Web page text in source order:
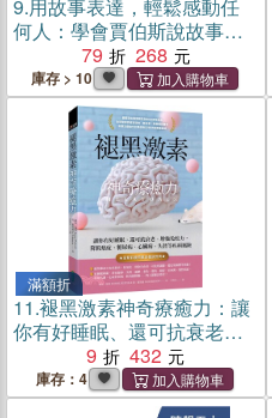
9.用故事表達，輕鬆感動任
何人：學會賈伯斯說故事技
術，粉絲、部屬、客戶都一
路跟隨（暢銷新版）
79 268
庫存 > 10
滿額折
11.褪黑激素神奇療癒力：讓
你有好睡眠、還可抗衰老、
增強免疫力，降低癌症、糖
尿病、心臟病、失智等疾病
風險
9 432
庫存：4